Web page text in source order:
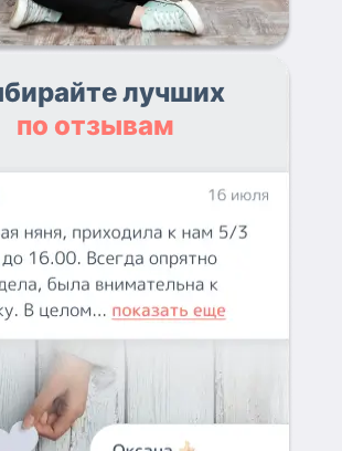
лучших
по отзывам